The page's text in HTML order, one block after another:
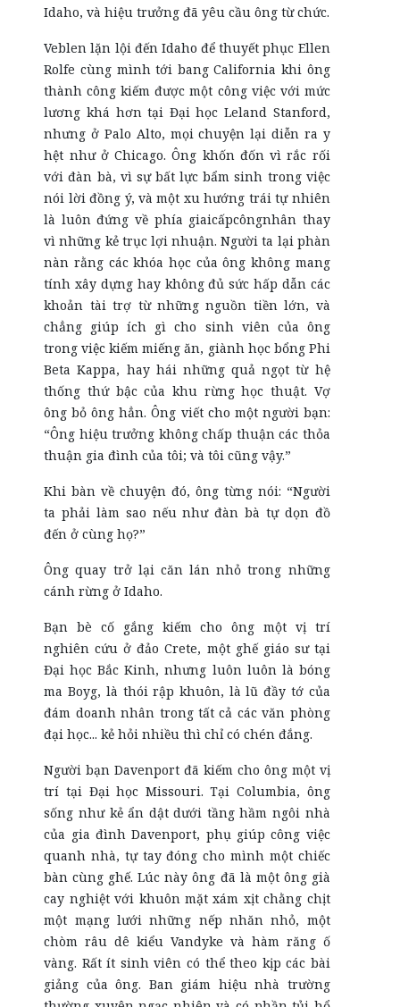
Idaho, và hiệu trưởng đã yêu cầu ông từ chức.
Veblen lặn lội đến Idaho để thuyết phục Ellen
Rolfe cùng mình tới bang California khi ông
thành công kiếm được một công việc với mức
lương khá hơn tại Đại học Leland Stanford,
nhưng ở Palo Alto, mọi chuyện lại diễn ra y
hệt như ở Chicago. Ông khốn đốn vì rắc rối
với đàn bà, vì sự bất lực bẩm sinh trong việc
nói lời đồng ý, và một xu hướng trái tự nhiên
là luôn đứng về phía giaicấpcôngnhân thay
vì những kẻ trục lợi nhuận. Người ta lại phàn
nàn rằng các khóa học của ông không mang
tính xây dựng hay không đủ sức hấp dẫn các
khoản tài trợ từ những nguồn tiền lớn, và
chẳng giúp ích gì cho sinh viên của ông
trong việc kiếm miếng ăn, giành học bổng Phi
Beta Kappa, hay hái những quả ngọt từ hệ
thống thứ bậc của khu rừng học thuật. Vợ
ông bỏ ông hẳn. Ông viết cho một người bạn:
“Ông hiệu trưởng không chấp thuận các thỏa
thuận gia đình của tôi; và tôi cũng vậy.”
Khi bàn về chuyện đó, ông từng nói: “Người
ta phải làm sao nếu như đàn bà tự dọn đồ
đến ở cùng họ?”
Ông quay trở lại căn lán nhỏ trong những
cánh rừng ở Idaho.
Bạn bè cố gắng kiếm cho ông một vị trí
nghiên cứu ở đảo Crete, một ghế giáo sư tại
Đại học Bắc Kinh, nhưng luôn luôn là bóng
ma Boyg, là thói rập khuôn, là lũ đầy tớ của
đám doanh nhân trong tất cả các văn phòng
đại học... kẻ hỏi nhiều thì chỉ có chén đắng.
Người bạn Davenport đã kiếm cho ông một vị
trí tại Đại học Missouri. Tại Columbia, ông
sống như kẻ ẩn dật dưới tầng hầm ngôi nhà
của gia đình Davenport, phụ giúp công việc
quanh nhà, tự tay đóng cho mình một chiếc
bàn cùng ghế. Lúc này ông đã là một ông già
cay nghiệt với khuôn mặt xám xịt chằng chịt
một mạng lưới những nếp nhăn nhỏ, một
chòm râu dê kiểu Vandyke và hàm răng ố
vàng. Rất ít sinh viên có thể theo kịp các bài
giảng của ông. Ban giám hiệu nhà trường